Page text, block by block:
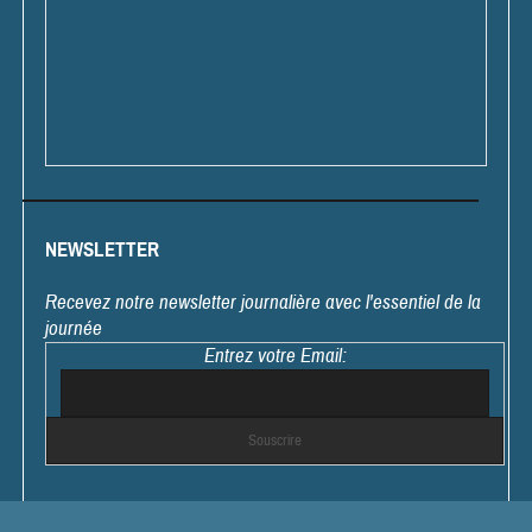
NEWSLETTER
Recevez notre newsletter journalière avec l'essentiel de la
journée
Entrez votre Email: